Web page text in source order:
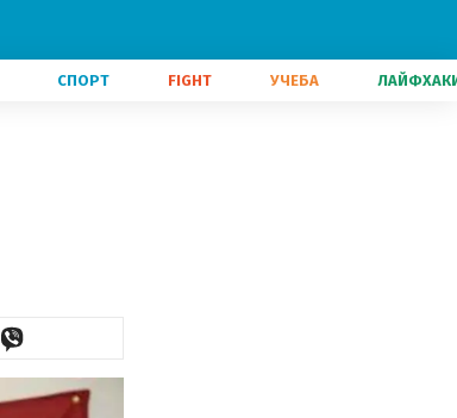
СПОРТ FIGHT УЧЕБА